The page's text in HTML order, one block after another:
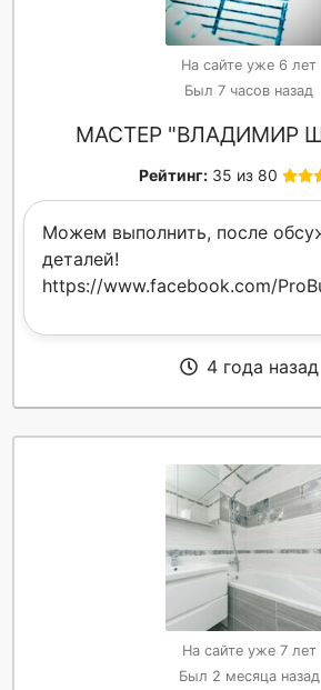
На сайте уже 6 лет
Был 7 часов назад
МАСТЕР "ВЛАДИМИР
Рейтинг: 35 из 80
Можем выполнить, после
деталей!
https://www.facebook.com/
4 года назад
На сайте уже 7 лет
Был 2 месяца назад